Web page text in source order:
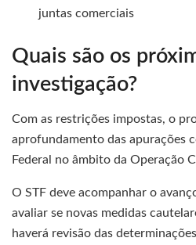
juntas comerciais
Quais são os
investigação?
Com as restrições impostas, o
aprofundamento das apurações
Federal no âmbito da Operação
O STF deve acompanhar o
avaliar se novas medidas
haverá revisão das